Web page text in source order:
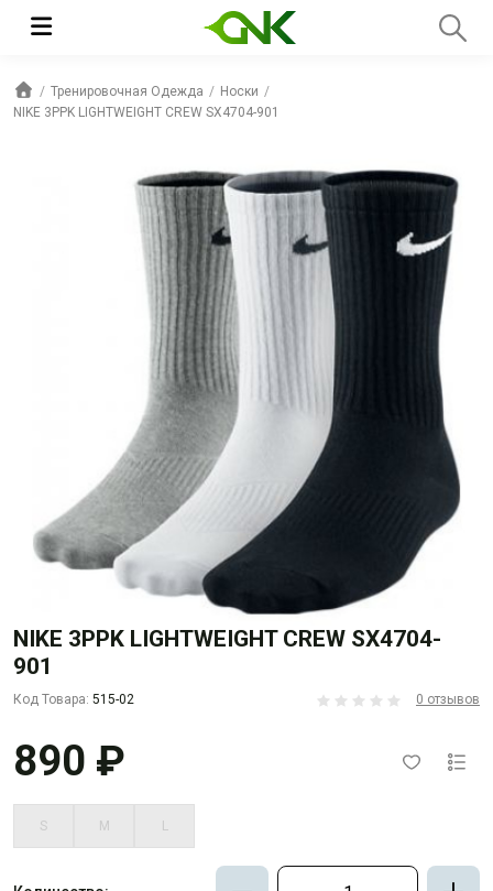
Тренировочная Одежда
Носки
NIKE 3PPK LIGHTWEIGHT CREW SX4704-901
NIKE 3PPK LIGHTWEIGHT CREW SX4704-
901
Код Товара: 515-02 0 отзывов
890 ₽
S M L